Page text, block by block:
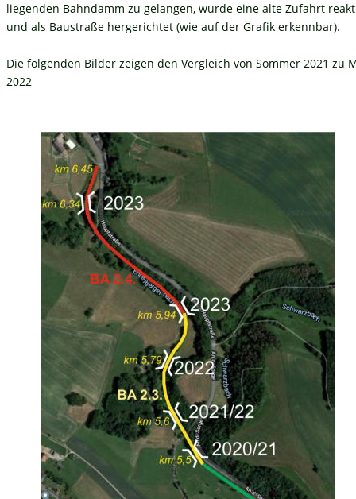
liegenden Bahndamm zu gelangen, wurde eine alte Zufahrt
und als Baustraße hergerichtet (wie auf der Grafik erkennbar).
Die folgenden Bilder zeigen den Vergleich von Sommer 2021 zu
2022